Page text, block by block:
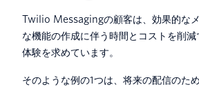
Twilio Messagingの顧客は、効果的な
な機能の作成に伴う時間とコストを削
体験を求めています。
そのような例の1つは、将来の配信のた